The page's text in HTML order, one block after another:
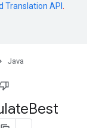
Translation API
Java
Best